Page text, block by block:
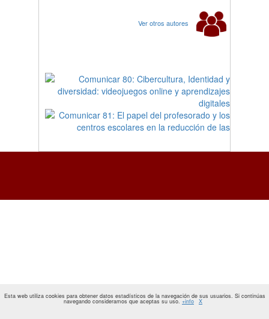
Ver otros autores
Esta web utiliza cookies para obtener datos estadísticos de la navegación de sus usuarios. Si continúas
navegando consideramos que aceptas su uso. +info X